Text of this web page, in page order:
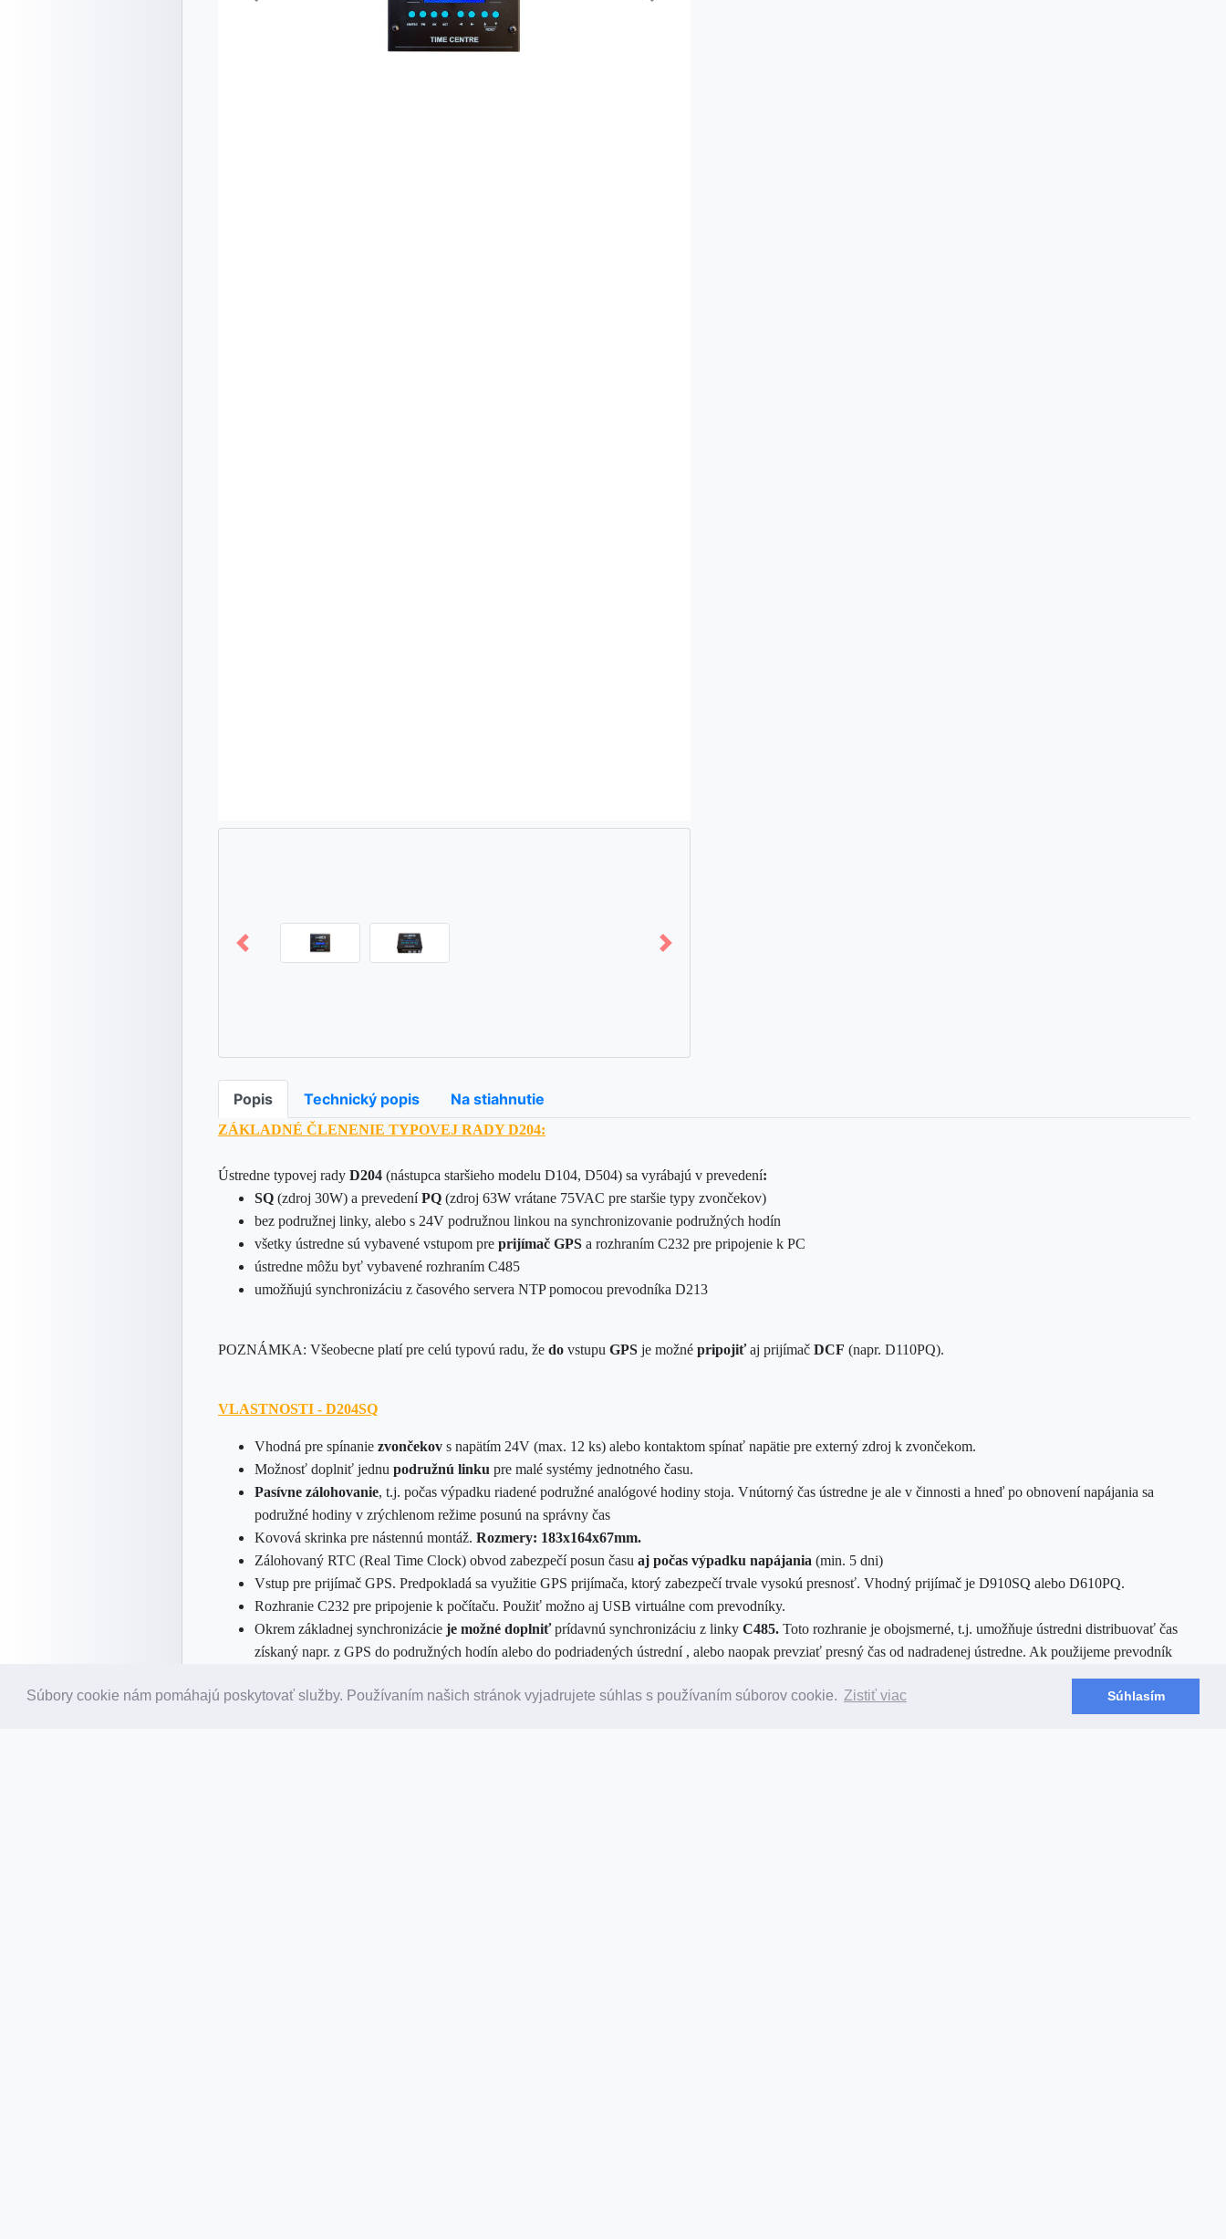
Súbory cookie nám pomáhajú poskytovať služby. Používaním našich stránok vyjadrujete súhlas s používaním súborov cookie. Zistiť viac Súhlasím
Popis Technický popis Na stiahnutie
ZÁKLADNÉ ČLENENIE TYPOVEJ RADY D204:
Ústredne typovej rady D204 (nástupca staršieho modelu D104, D504) sa vyrábajú v prevedení:
SQ (zdroj 30W) a prevedeníPQ (zdroj 63W vrátane 75VAC pre staršie typy zvončekov)
bez podružnej linky, alebo s 24V podružnou linkou na synchronizovanie podružných hodín
všetky ústredne sú vybavené vstupom pre prijímač GPS a rozhraním C232 pre pripojenie k PC
ústredne môžu byť vybavené rozhraním C485
umožňujú synchronizáciu z časového servera NTP pomocou prevodníka D213
POZNÁMKA: Všeobecne platí pre celú typovú radu, že do vstupu GPS je možné pripojiťaj prijímač DCF (napr. D110PQ).
VLASTNOSTI - D204SQ
Vhodná pre spínanie zvončekov s napätím 24V (max. 12 ks) alebo kontaktom spínať napätie pre externý zdroj k zvončekom.
Možnosť doplniť jednu podružnú linku pre malé systémy jednotného času.
Pasívne zálohovanie, t.j. počas výpadku riadené podružné analógové hodiny stoja. Vnútorný čas ústredne je ale v činnosti a hneď po obnovení napájania sa
podružné hodiny v zrýchlenom režime posunú na správny čas
Kovová skrinka pre nástennú montáž. Rozmery: 183x164x67mm.
Zálohovaný RTC (Real Time Clock) obvod zabezpečí posun času aj počas výpadku napájania (min. 5 dni)
Vstup pre prijímač GPS. Predpokladá sa využitie GPS prijímača, ktorý zabezpečí trvale vysokú presnosť. Vhodný prijímač je D910SQ alebo D610PQ.
Rozhranie C232 pre pripojenie k počítaču. Použiť možno aj USB virtuálne com prevodníky.
Okrem základnej synchronizácie je možné doplniťprídavnú synchronizáciu z linky C485. Toto rozhranie je obojsmerné, t.j. umožňuje ústredni distribuovať čas
získaný napr. z GPS do podružných hodín alebo do podriadených ústrední , alebo naopak prevziať presný čas od nadradenej ústredne. Ak použijeme prevodník
Ústredňu je možné rozšíriť o bezdrôtový DHF systémprevodníkom D216.